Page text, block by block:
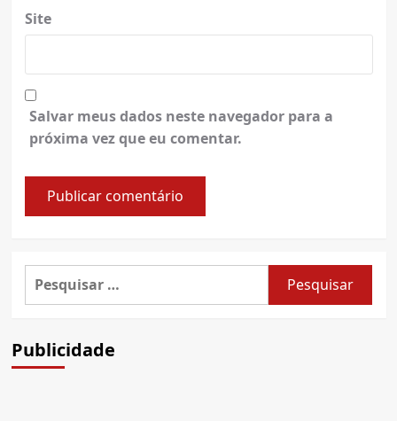
Site
Salvar meus dados neste navegador para a
próxima vez que eu comentar.
Pesquisar
Publicidade